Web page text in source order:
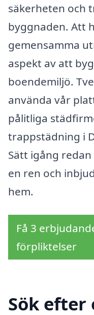
säkerheten och
byggnaden. Att
gemensamma
aspekt av att
boendemiljö.
använda vår
pålitliga
trappstädning i
Sätt igång
en ren och
hem.
Få 3
förpliktelser
Sök efter